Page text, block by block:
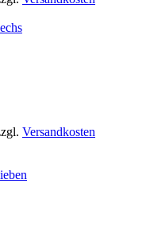
Versandkosten